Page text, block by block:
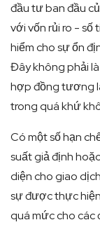
đầu tư ban đầu
với vốn rủi ro - số
hiểm cho sự ổn
Đây không phải
hợp đồng tương
trong quá khứ
Có một số hạn
suất giả định
diện cho giao
sự được thực
quá mức cho